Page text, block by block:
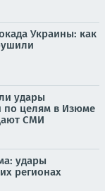
Украины: как
удары
по целям в Изюме
СМИ
удары
регионах